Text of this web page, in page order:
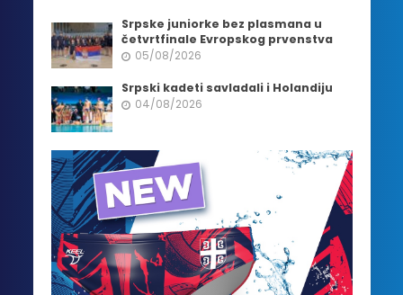
Srpske juniorke bez plasmana u
četvrtfinale Evropskog prvenstva
05/08/2026
Srpski kadeti savladali i Holandiju
04/08/2026